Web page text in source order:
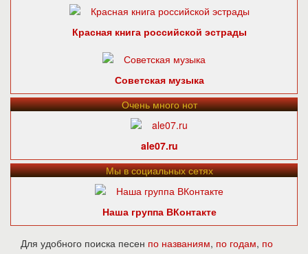
Красная книга российской эстрады
Советская музыка
Очень много нот
ale07.ru
Мы в социальных сетях
Наша группа ВКонтакте
Для удобного поиска песен по названиям, по годам, по